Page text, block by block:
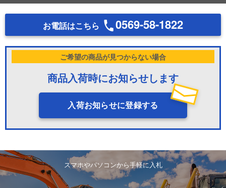
お電話はこちら 0569-58-1822
ご希望の商品が見つからない場合
商品入荷時にお知らせします
入荷お知らせに登録する
スマホやパソコンから手軽に入札